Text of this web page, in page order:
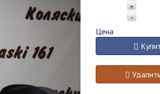
+
-
Цена